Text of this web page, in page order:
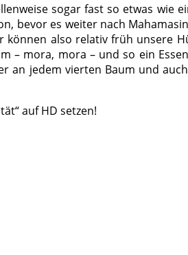
sogar fast so etwas wie
bevor es weiter nach
können also relativ früh unsere
– mora, mora – und so ein
an jedem vierten Baum und
auf HD setzen!